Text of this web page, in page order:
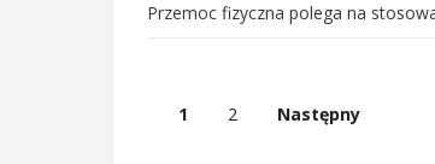
Przemoc fizyczna polega na
1 2 Następny